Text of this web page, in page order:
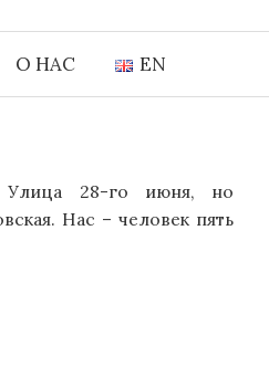
О НАС EN
Улица 28-го июня, но
Нас – человек пять